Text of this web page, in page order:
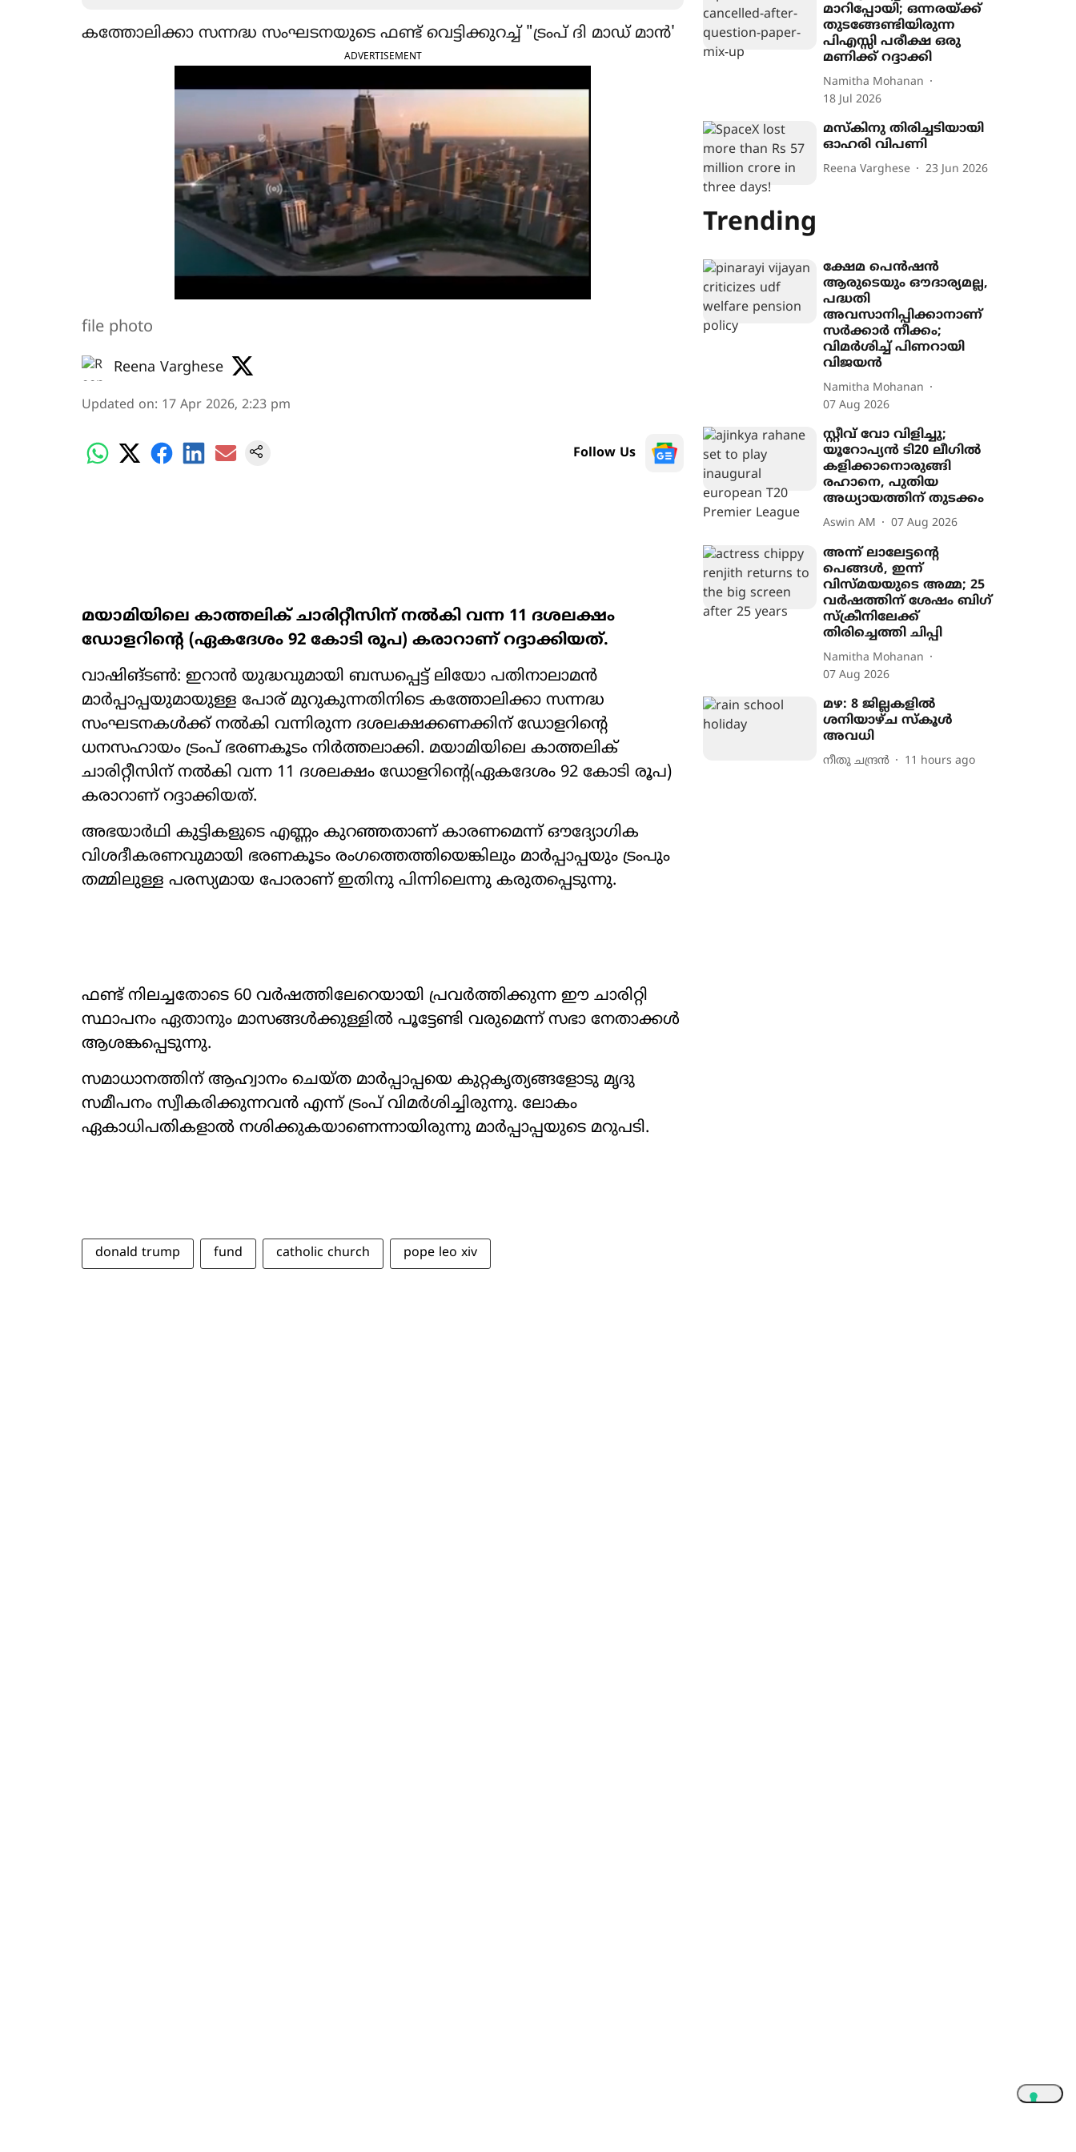
കത്തോലിക്കാ സന്നദ്ധ സംഘടനയുടെ ഫണ്ട് വെട്ടിക്കുറച്ച് "ട്രംപ് ദി മാഡ് മാൻ'
ADVERTISEMENT
file photo
Reena Varghese
Updated on: 17 Apr 2026, 2:23 pm
Follow Us
മയാമിയിലെ കാത്തലിക് ചാരിറ്റീസിന് നൽകി വന്ന 11 ദശലക്ഷം
ഡോളറിന്‍റെ (ഏകദേശം 92 കോടി രൂപ) കരാറാണ് റദ്ദാക്കിയത്.
വാഷിങ്ടൺ: ഇറാൻ യുദ്ധവുമായി ബന്ധപ്പെട്ട് ലിയോ പതിനാലാമൻ
മാർപ്പാപ്പയുമായുള്ള പോര് മുറുകുന്നതിനിടെ കത്തോലിക്കാ സന്നദ്ധ
സംഘടനകൾക്ക് നൽകി വന്നിരുന്ന ദശലക്ഷക്കണക്കിന് ഡോളറിന്‍റെ
ധനസഹായം ട്രംപ് ഭരണകൂടം നിർത്തലാക്കി. മയാമിയിലെ കാത്തലിക്
ചാരിറ്റീസിന് നൽകി വന്ന 11 ദശലക്ഷം ഡോളറിന്‍റെ(ഏകദേശം 92 കോടി രൂപ)
കരാറാണ് റദ്ദാക്കിയത്.
അഭയാർഥി കുട്ടികളുടെ എണ്ണം കുറഞ്ഞതാണ് കാരണമെന്ന് ഔദ്യോഗിക
വിശദീകരണവുമായി ഭരണകൂടം രംഗത്തെത്തിയെങ്കിലും മാർപ്പാപ്പയും ട്രംപും
തമ്മിലുള്ള പരസ്യമായ പോരാണ് ഇതിനു പിന്നിലെന്നു കരുതപ്പെടുന്നു.
ഫണ്ട് നിലച്ചതോടെ 60 വർഷത്തിലേറെയായി പ്രവർത്തിക്കുന്ന ഈ ചാരിറ്റി
സ്ഥാപനം ഏതാനും മാസങ്ങൾക്കുള്ളിൽ പൂട്ടേണ്ടി വരുമെന്ന് സഭാ നേതാക്കൾ
ആശങ്കപ്പെടുന്നു.
സമാധാനത്തിന് ആഹ്വാനം ചെയ്ത മാർപ്പാപ്പയെ കുറ്റകൃത്യങ്ങളോടു മൃദു
സമീപനം സ്വീകരിക്കുന്നവൻ എന്ന് ട്രംപ് വിമർശിച്ചിരുന്നു. ലോകം
ഏകാധിപതികളാൽ നശിക്കുകയാണെന്നായിരുന്നു മാർപ്പാപ്പയുടെ മറുപടി.
donald trump fund catholic church pope leo xiv
മാറിപ്പോയി; ഒന്നരയ്ക്ക്
തുടങ്ങേണ്ടിയിരുന്ന
പിഎസ്സി പരീക്ഷ ഒരു
മണിക്ക് റദ്ദാക്കി
Namitha Mohanan
18 Jul 2026
മസ്കിനു തിരിച്ചടിയായി
ഓഹരി വിപണി
Reena Varghese 23 Jun 2026
Trending
ക്ഷേമ പെൻഷൻ
ആരുടെയും ഔദാര്യമല്ല,
പദ്ധതി
അവസാനിപ്പിക്കാനാണ്
സർക്കാർ നീക്കം;
വിമർശിച്ച് പിണറായി
വിജയൻ
Namitha Mohanan
07 Aug 2026
സ്റ്റീവ് വോ വിളിച്ചു;
യൂറോപ‍്യൻ ടി20 ലീഗിൽ
കളിക്കാനൊരുങ്ങി
രഹാനെ, പുതിയ
അധ‍്യായത്തിന് തുടക്കം
Aswin AM 07 Aug 2026
അന്ന് ലാലേട്ടന്‍റെ
പെങ്ങൾ, ഇന്ന്
വിസ്മയയുടെ അമ്മ; 25
വർഷത്തിന് ശേഷം ബിഗ്
സ്ക്രീനിലേക്ക്
തിരിച്ചെത്തി ചിപ്പി
Namitha Mohanan
07 Aug 2026
മഴ: 8 ജില്ലകളിൽ
ശനിയാഴ്ച സ്കൂൾ
അവധി
നീതു ചന്ദ്രൻ 11 hours ago